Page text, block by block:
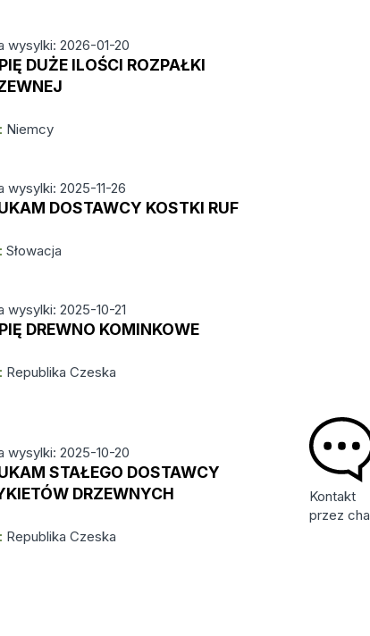
wysylki: 2026-01-20
DUŻE ILOŚCI ROZPAŁKI
Niemcy
wysylki: 2025-11-26
DOSTAWCY KOSTKI RUF
Słowacja
wysylki: 2025-10-21
DREWNO KOMINKOWE
Republika Czeska
wysylki: 2025-10-20
STAŁEGO DOSTAWCY
DRZEWNYCH
Republika Czeska
Kontakt
przez